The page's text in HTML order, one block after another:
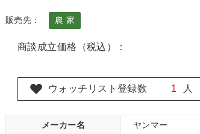
販売先： 農 家
商談成立価格（税込）：
ウォッチリスト登録数 1 人
メーカー名 ヤンマー